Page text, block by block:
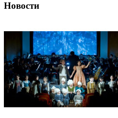
Новости